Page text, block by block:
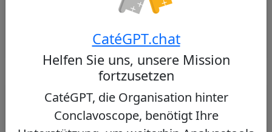
Andere Kardinäle aus demselben
Konsistorium
CatéGPT.chat
Helfen Sie uns, unsere Mission
fortzusetzen
CatéGPT, die Organisation hinter
Conclavoscope, benötigt Ihre